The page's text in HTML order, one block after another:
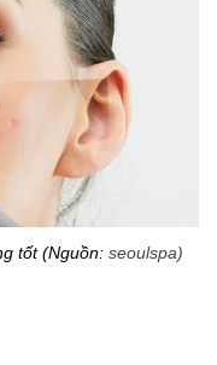
tốt (Nguồn: seoulspa)